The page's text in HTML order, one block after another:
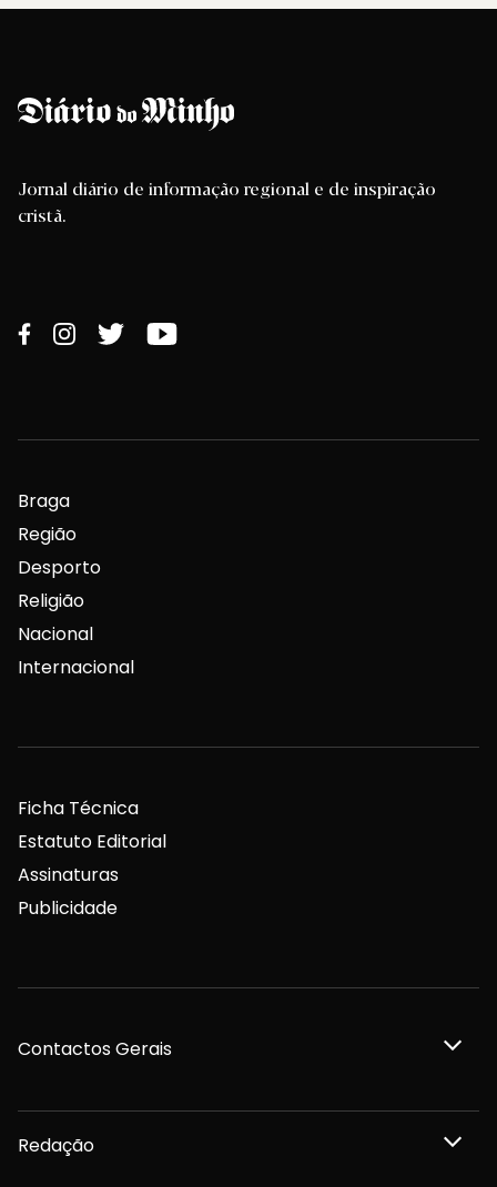
Jornal diário de informação regional e de inspiração
cristã.
Braga
Região
Desporto
Religião
Nacional
Internacional
Ficha Técnica
Estatuto Editorial
Assinaturas
Publicidade
Contactos Gerais
Redação